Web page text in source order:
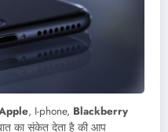
, I-phone, Blackberry
का संकेत देता है की आप